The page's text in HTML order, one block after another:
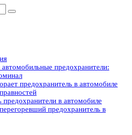
предохранители:
предохранитель в автомобиле
предохранители в автомобиле
предохранитель в